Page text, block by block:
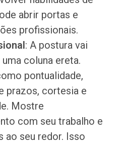
abrir portas e
profissionais.
: A postura vai
coluna ereta.
pontualidade,
prazos, cortesia e
Mostre
com seu trabalho e
ao seu redor. Isso